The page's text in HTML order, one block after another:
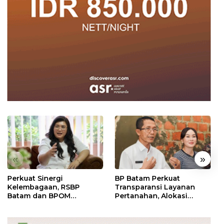
« »
Perkuat Sinergi
Kelembagaan, RSBP
Batam dan BPOM
BP Batam Perkuat
Transparansi Layanan
Pertanahan, Alokasi